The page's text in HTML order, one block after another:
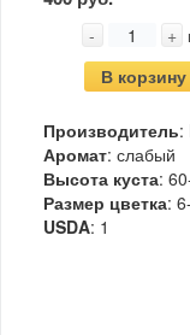
- +
В корзину
Производитель:
Аромат: слабый
Высота куста:
Размер цветка:
USDA: 1